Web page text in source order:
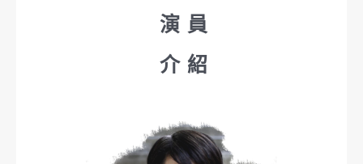
演員
介紹